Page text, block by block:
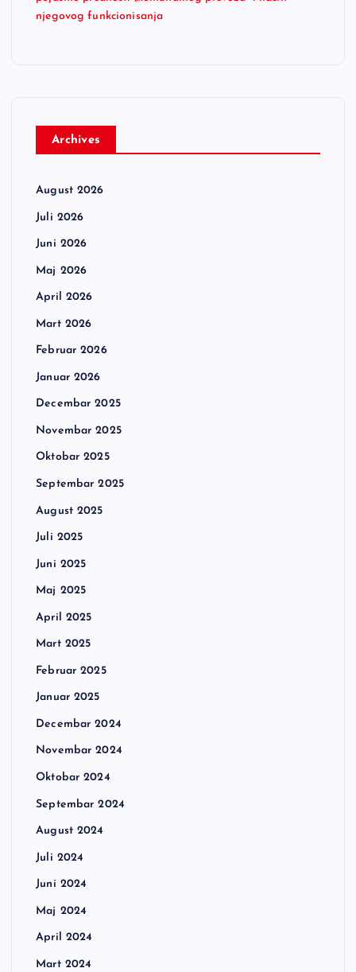
njegovog funkcionisanja
Archives
August 2026
Juli 2026
Juni 2026
Maj 2026
April 2026
Mart 2026
Februar 2026
Januar 2026
Decembar 2025
Novembar 2025
Oktobar 2025
Septembar 2025
August 2025
Juli 2025
Juni 2025
Maj 2025
April 2025
Mart 2025
Februar 2025
Januar 2025
Decembar 2024
Novembar 2024
Oktobar 2024
Septembar 2024
August 2024
Juli 2024
Juni 2024
Maj 2024
April 2024
Mart 2024